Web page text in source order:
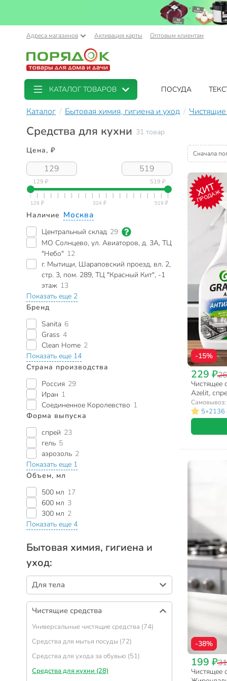
Адреса магазинов Активация карты Оптовым клиентам
КАТАЛОГ ТОВАРОВ ПОСУДА
Каталог Бытовая химия, гигиена и уход Чистящие
Средства для кухни 31 товар
Цена, ₽
129 ₽ 519 ₽
Наличие Москва
Центральный склад 29
МО Солнцево, ул. Авиаторов, д. 3А, ТЦ
"Небо" 12
г. Мытищи, Шараповский проезд, вл. 2,
стр. 3, пом. 289, ТЦ "Красный Кит", -1
этаж 13
Показать еще 2
Бренд
Sanita 6
Grass 4
Clean Home 2
Показать еще 14
Страна производства
Россия 29
Иран 1
Соединенное Королевство 1
Форма выпуска
спрей 23
гель 5
аэрозоль 2
Показать еще 1
Объем, мл
500 мл 17
600 мл 3
300 мл 2
Показать еще 4
Бытовая химия, гигиена и
уход:
Для тела
Дезодоранты (173)
Гели для душа (112)
Мыло жидкое (75)
Мыло (66)
Кремы, лосьоны и бальзамы для тела (44)
Салфетки влажные (43)
Чистящие средства
Универсальные чистящие средства (74)
Средства для мытья посуды (72)
Средства для ухода за обувью (51)
Средства для кухни (28)
Сначала
ХИТ
ПРОДАЖ
-15%
229 ₽
Чистящее
Azelit,
копоти
Самовывоз:
5•2136
-38%
199 ₽
Чистящее